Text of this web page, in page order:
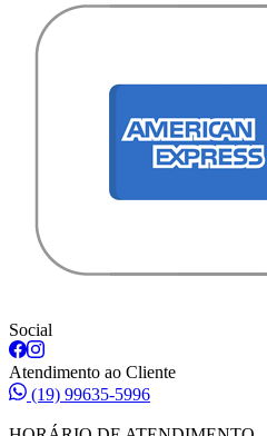
Social
Atendimento ao Cliente
(19) 99635-5996